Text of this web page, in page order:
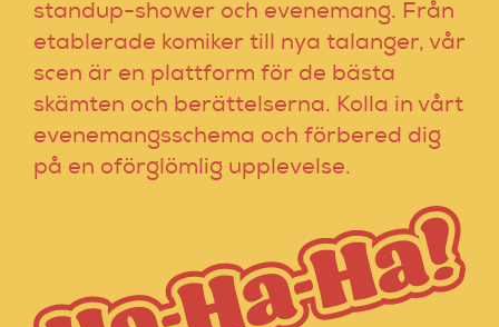
standup-shower och evenemang. Från
etablerade komiker till nya talanger, vår
scen är en plattform för de bästa
skämten och berättelserna. Kolla in vårt
evenemangsschema och förbered dig
på en oförglömlig upplevelse.